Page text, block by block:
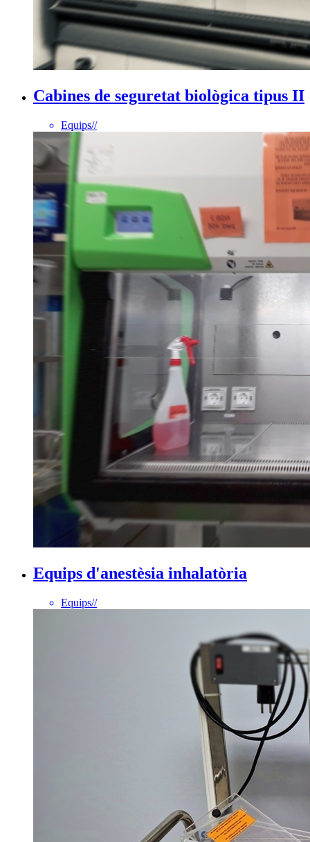
Cabines de seguretat biològica tipus II
Equips//
Equips d'anestèsia inhalatòria
Equips//